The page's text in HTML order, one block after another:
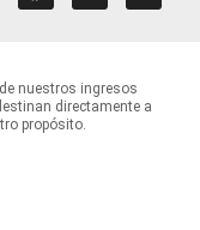
nuestros ingresos
directamente a
propósito.